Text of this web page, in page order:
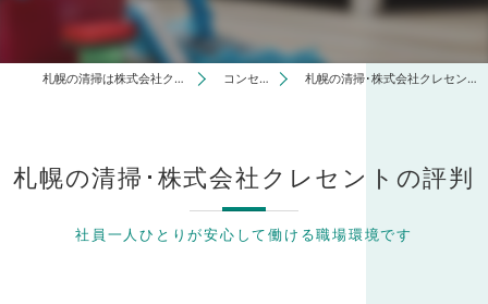
札幌の清掃は株式会社クレセント コンセプト 札幌の清掃･株式会社クレセントの評判
社員一人ひとりが安心して働ける職場環境です
札幌の清掃･株式会社クレセントの評判